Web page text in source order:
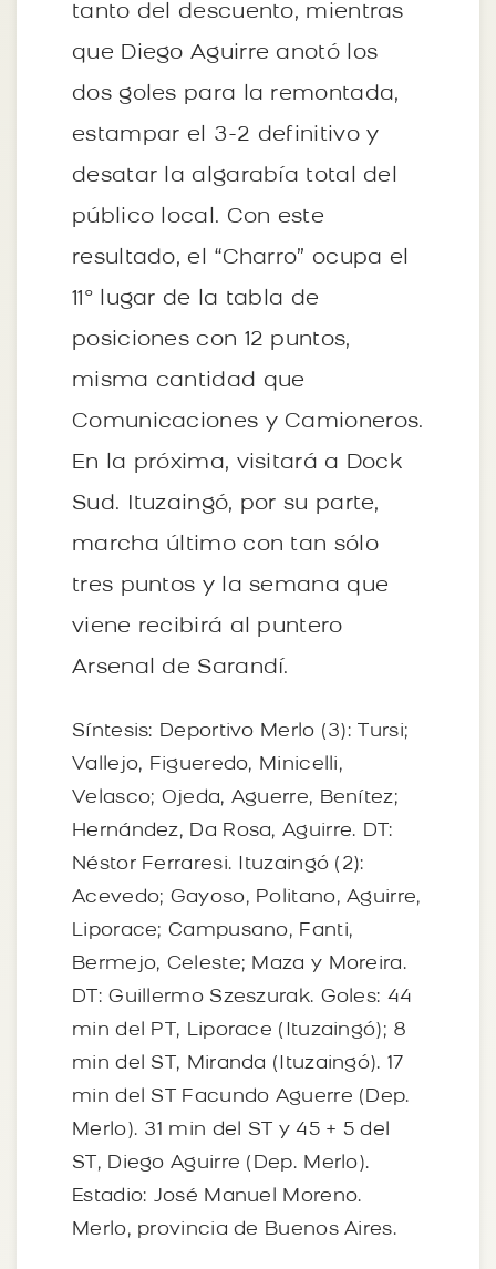
tanto del descuento, mientras
que Diego Aguirre anotó los
dos goles para la remontada,
estampar el 3-2 definitivo y
desatar la algarabía total del
público local. Con este
resultado, el “Charro” ocupa el
11° lugar de la tabla de
posiciones con 12 puntos,
misma cantidad que
Comunicaciones y Camioneros.
En la próxima, visitará a Dock
Sud. Ituzaingó, por su parte,
marcha último con tan sólo
tres puntos y la semana que
viene recibirá al puntero
Arsenal de Sarandí.
Síntesis: Deportivo Merlo (3): Tursi;
Vallejo, Figueredo, Minicelli,
Velasco; Ojeda, Aguerre, Benítez;
Hernández, Da Rosa, Aguirre. DT:
Néstor Ferraresi. Ituzaingó (2):
Acevedo; Gayoso, Politano, Aguirre,
Liporace; Campusano, Fanti,
Bermejo, Celeste; Maza y Moreira.
DT: Guillermo Szeszurak. Goles: 44
min del PT, Liporace (Ituzaingó); 8
min del ST, Miranda (Ituzaingó). 17
min del ST Facundo Aguerre (Dep.
Merlo). 31 min del ST y 45 + 5 del
ST, Diego Aguirre (Dep. Merlo).
Estadio: José Manuel Moreno.
Merlo, provincia de Buenos Aires.